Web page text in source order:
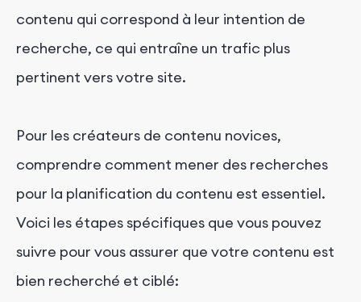
contenu qui correspond à leur intention de
recherche, ce qui entraîne un trafic plus
pertinent vers votre site.
Pour les créateurs de contenu novices,
comprendre comment mener des recherches
pour la planification du contenu est essentiel.
Voici les étapes spécifiques que vous pouvez
suivre pour vous assurer que votre contenu est
bien recherché et ciblé: